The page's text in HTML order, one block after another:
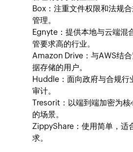
Box：注重文件权限和法规
管理。
Egnyte：提供本地与云端混
管要求高的行业。
Amazon Drive：与AWS结
据存储的用户。
Huddle：面向政府与合规行
审计。
Tresorit：以端到端加密为核
的场景。
ZippyShare：使用简单，适
求。